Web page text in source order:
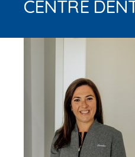
CENTRE